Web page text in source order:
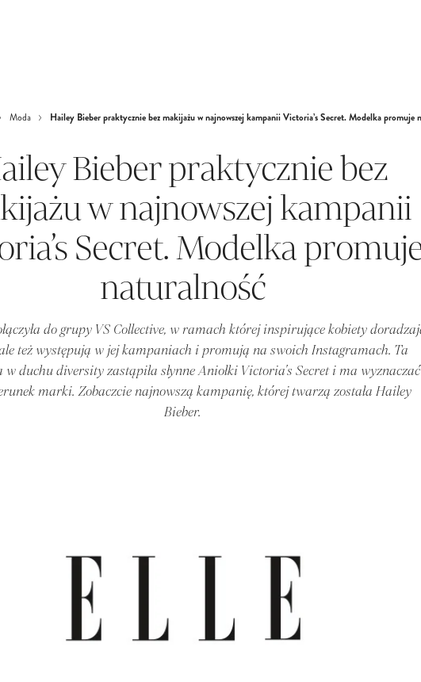
Moda Hailey Bieber praktycznie bez makijażu w najnowszej kampanii Victoria’s Secret. Modelka promuje
Bieber praktycznie bez
w najnowszej kampanii
Secret. Modelka
naturalność
do grupy VS Collective, w ramach której inspirujące kobiety
też występują w jej kampaniach i promują na swoich Instagramach. Ta
duchu diversity zastąpiła słynne Aniołki Victoria's Secret i ma wyznaczać
marki. Zobaczcie najnowszą kampanię, której twarzą została Hailey
Bieber.